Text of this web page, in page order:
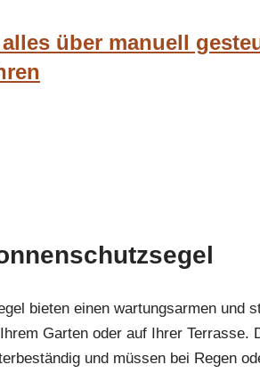
über manuell
bieten einen wartungsarmen und
Garten oder auf Ihrer Terrasse.
und müssen bei Regen